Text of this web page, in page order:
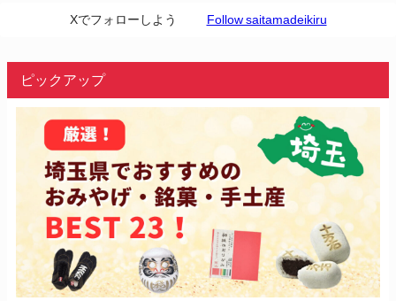
Xでフォローしよう Follow saitamadeikiru
ピックアップ